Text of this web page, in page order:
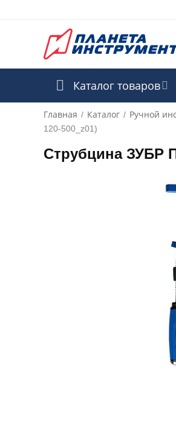
Каталог товаров
Главная / Каталог / Ручной
120-500_z01)
Струбцина ЗУБР